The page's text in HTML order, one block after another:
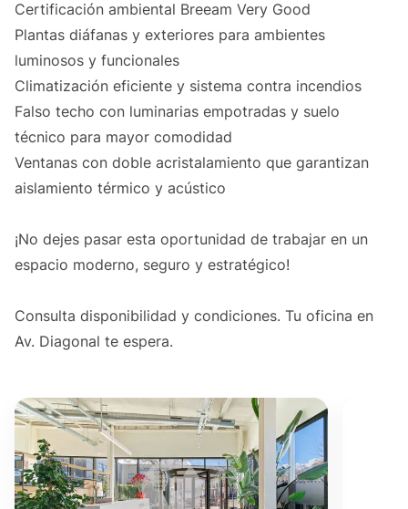
Certificación ambiental Breeam Very Good
Plantas diáfanas y exteriores para ambientes
luminosos y funcionales
Climatización eficiente y sistema contra incendios
Falso techo con luminarias empotradas y suelo
técnico para mayor comodidad
Ventanas con doble acristalamiento que garantizan
aislamiento térmico y acústico
¡No dejes pasar esta oportunidad de trabajar en un
espacio moderno, seguro y estratégico!
Consulta disponibilidad y condiciones. Tu oficina en
Av. Diagonal te espera.